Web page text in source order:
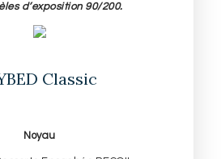
d’exposition 90/200.
Classic
Noyau